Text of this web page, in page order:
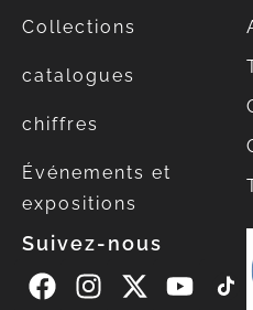
Collections
catalogues
chiffres
Événements et
expositions
Suivez-nous